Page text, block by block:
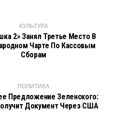
КУЛЬТУРА
2» Занял Третье Место В
Чарте По Кассовым
Сборам
ПОЛИТИКА
Предложение Зеленского:
Документ Через США